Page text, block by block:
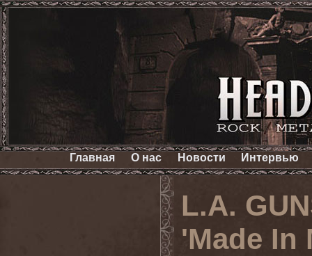
Главная О нас Новости Интервью
L.A.
'Made In